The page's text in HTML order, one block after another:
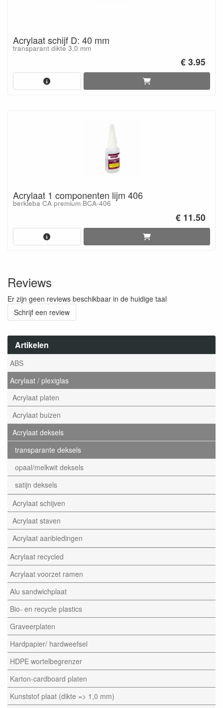
Artikelen
ABS
Acrylaat / plexiglas
Acrylaat platen
Acrylaat buizen
Acrylaat deksels
transparante deksels
opaal/melkwit deksels
satijn deksels
Acrylaat schijven
Acrylaat staven
Acrylaat aanbiedingen
Acrylaat recycled
Acrylaat voorzet ramen
Alu sandwichplaat
Bio- en recycle plastics
Graveerplaten
Hardpapier/ hardweefsel
HDPE wortelbegrenzer
Karton-cardboard platen
Kunststof plaat (dikte => 1,0 mm)
Acrylaat schijf D: 40 mm
transparant dikte 3,0 mm
€ 3.95
Acrylaat 1 componenten lijm 406
berkleba CA premium BCA-406
€ 11.50
Reviews
Er zijn geen reviews beschikbaar in de huidige taal
Schrijf een review